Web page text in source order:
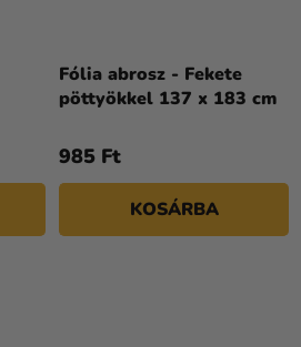
Fólia abrosz - Fekete
pöttyökkel 137 x 183 cm
985 Ft
KOSÁRBA